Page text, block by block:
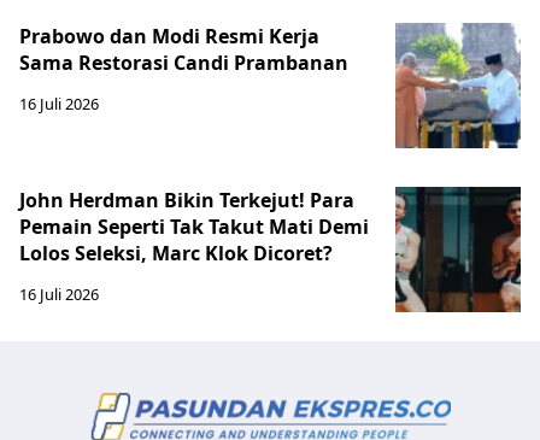
Prabowo dan Modi Resmi Kerja
Sama Restorasi Candi Prambanan
16 Juli 2026
John Herdman Bikin Terkejut! Para
Pemain Seperti Tak Takut Mati Demi
Lolos Seleksi, Marc Klok Dicoret?
16 Juli 2026